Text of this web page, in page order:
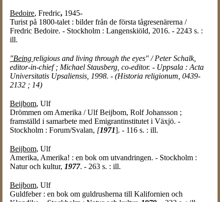
Bedoire, Fredric, 1945-
Turist på 1800-talet : bilder från de första tågresenärerna /
Fredric Bedoire. - Stockholm : Langenskiöld, 2016. - 2243 s. :
ill.
"Being religious and living through the eyes" / Peter Schalk,
editor-in-chief ; Michael Stausberg, co-editor. - Uppsala : Acta
Universitatis Upsaliensis, 1998. - (Historia religionum, 0439-
2132 ; 14)
Beijbom, Ulf
Drömmen om Amerika / Ulf Beijbom, Rolf Johansson ;
framställd i samarbete med Emigrantinstitutet i Växjö. -
Stockholm : Forum/Svalan, [1971]. - 116 s. : ill.
Beijbom, Ulf
Amerika, Amerika! : en bok om utvandringen. - Stockholm :
Natur och kultur, 1977. - 263 s. : ill.
Beijbom, Ulf
Guldfeber : en bok om guldrusherna till Kalifornien och